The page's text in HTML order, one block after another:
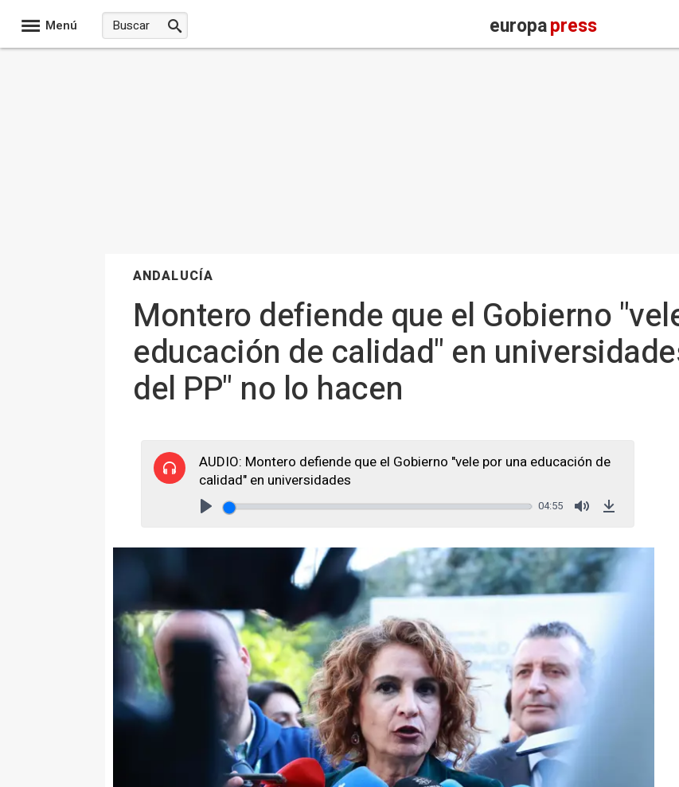
Menú europapress
ANDALUCÍA
Montero defiende que el Gobierno
educación de calidad" en
del PP" no lo hacen
AUDIO: Montero defiende que el Gobierno "vele por una educación de
calidad" en universidades
04:55